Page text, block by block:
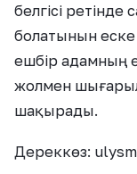
белгісі
болатынын еске
ешбір адамның
жолмен
шақырады.
Дереккөз: